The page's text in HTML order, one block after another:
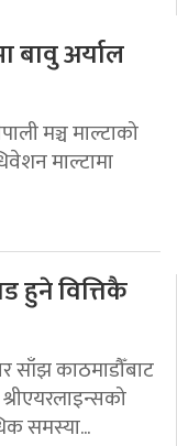
बावु अर्याल
मञ्च माल्टाको
माल्टामा
हुने वित्तिकै
साँझ काठमाडौँबाट
समस्या...